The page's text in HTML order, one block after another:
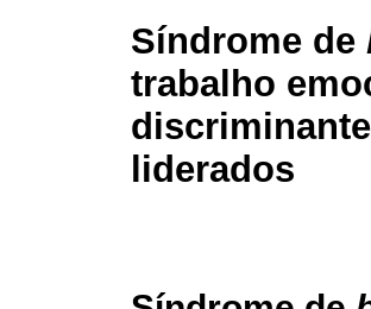
Síndrome de
trabalho
liderados